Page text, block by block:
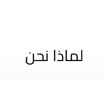
لماذا نحن